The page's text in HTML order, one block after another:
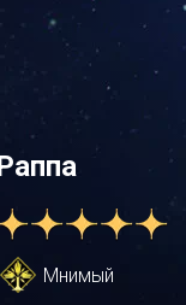
Мнимый